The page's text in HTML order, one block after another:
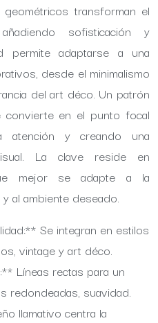
transforman el
sofisticación y
permite adaptarse a una
desde el minimalismo
del art déco. Un patrón
en el punto focal
atención y creando una
La clave reside en
mejor se adapte a la
al ambiente deseado.
Se integran en estilos
vintage y art déco.
Líneas rectas para un
redondeadas, suavidad.
llamativo centra la